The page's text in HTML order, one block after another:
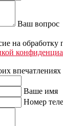
Ваш вопрос
на
впечатлениях
Ваше имя
Номер